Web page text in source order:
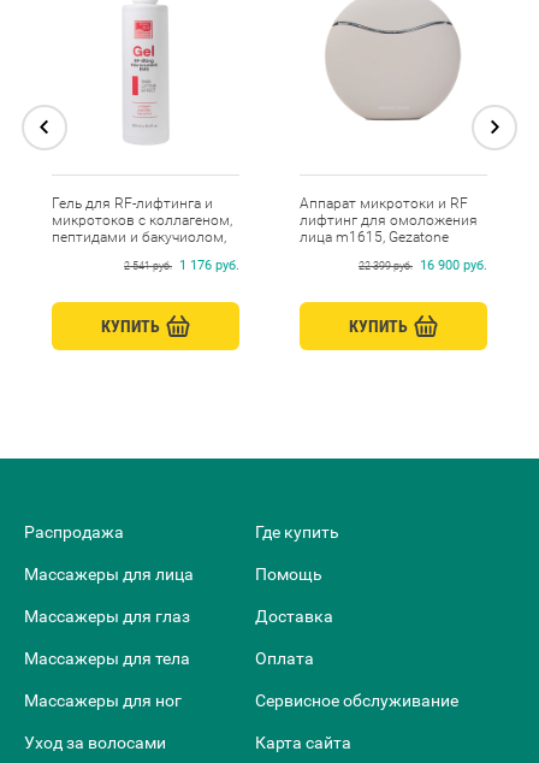
Гель для RF-лифтинга и
микротоков с коллагеном,
пептидами и бакучиолом,
2 541 руб. 1 176 руб.
КУПИТЬ
Аппарат микротоки и RF
лифтинг для омоложения
лица m1615, Gezatone
22 399 руб. 16 900 руб.
КУПИТЬ
Распродажа
Массажеры для лица
Массажеры для глаз
Массажеры для тела
Массажеры для ног
Уход за волосами
Где купить
Помощь
Доставка
Оплата
Сервисное обслуживание
Карта сайта